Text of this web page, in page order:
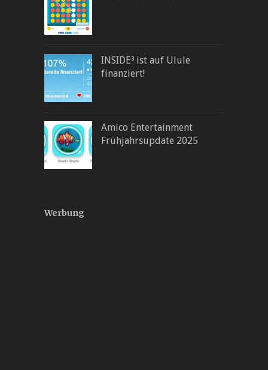
INSIDE³ ist auf Ulule
finanziert!
Amico Entertainment
Frühjahrsupdate 2025
Werbung